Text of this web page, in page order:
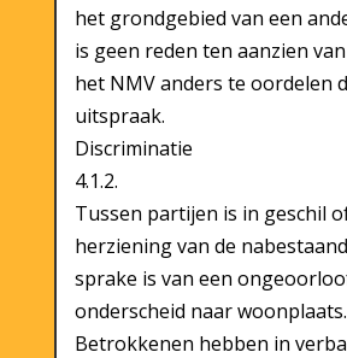
het grondgebied van een
is geen reden ten aanzien
het NMV anders te oordelen
uitspraak.
Discriminatie
4.1.2.
Tussen partijen is in geschil
herziening van de
sprake is van een
onderscheid naar woonplaats.
Betrokkenen hebben in